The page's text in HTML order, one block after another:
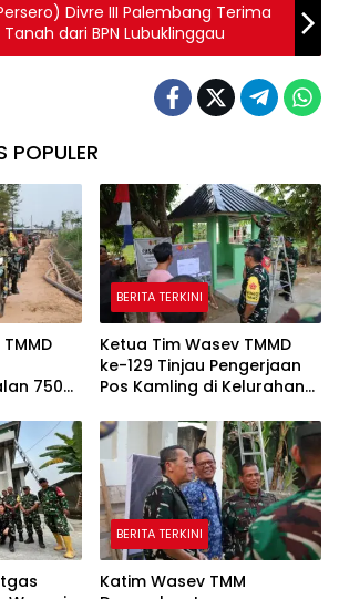
Divre III Palembang Terima
dari BPN Lubuklinggau
POPULER
750
BERITA TERKINI
Ketua Tim Wasev TMMD
ke-129 Tinjau Pengerjaan
Pos Kamling di Kelurahan
BERITA TERKINI
Katim Wasev TMM